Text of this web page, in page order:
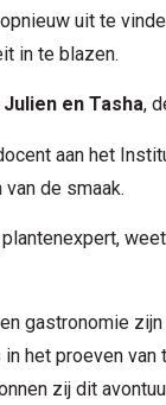
uit te
in te blazen.
Julien en Tasha,
aan het
de smaak.
plantenexpert,
gastronomie
het proeven van
zij dit